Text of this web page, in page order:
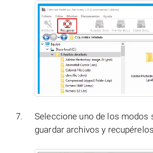
Seleccione uno de los modos
guardar archivos y